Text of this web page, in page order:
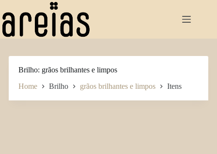
para
o
conteúdo
Brilho grãos brilhantes e limpos
Home Brilho grãos brilhantes e limpos Itens